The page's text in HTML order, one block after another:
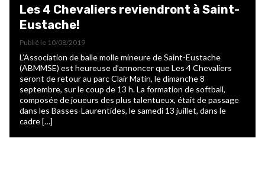
Les 4 Chevaliers reviendront à Saint-
Eustache!
Publié le 10/08/2019
L’Association de balle molle mineure de Saint-Eustache
(ABMMSE) est heureuse d’annoncer que Les 4 Chevaliers
seront de retour au parc Clair Matin, le dimanche 8
septembre, sur le coup de 13 h. La formation de softball,
composée de joueurs des plus talentueux, était de passage
dans les Basses-Laurentides, le samedi 13 juillet, dans le
cadre […]